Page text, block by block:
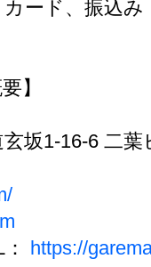
ード、振込み
】
坂1-16-6 二葉
https://